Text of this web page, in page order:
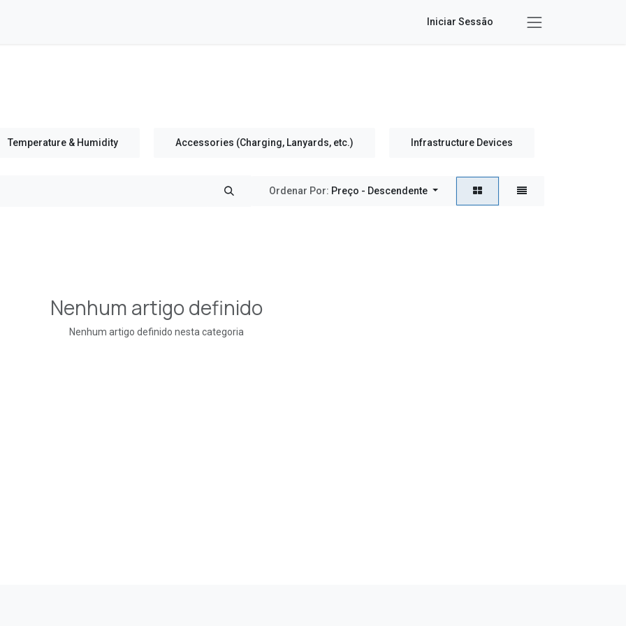
Iniciar Sessão
Temperature & Humidity Accessories (Charging, Lanyards, etc.) Infrastructure Devices
Ordenar Por: Preço - Descendente
Nenhum artigo definido
Nenhum artigo definido nesta categoria